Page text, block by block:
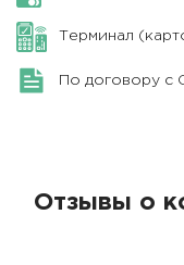
Терминал
По договору с
Отзывы о